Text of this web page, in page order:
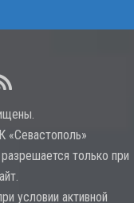
«Севастополь»
только при
условии активной